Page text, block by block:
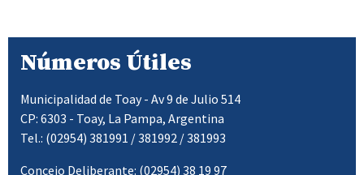
Números Útiles
Municipalidad de Toay - Av 9 de Julio 514
CP: 6303 - Toay, La Pampa, Argentina
Tel.: (02954) 381991 / 381992 / 381993
Concejo Deliberante: (02954) 38 19 97